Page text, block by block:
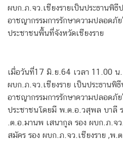
ผบก.ภ.จว.เชียงรายเป็นประธานพิธี
อาชญากรรมการรักษาความปลอดภั
ประชาชนพื้นที่จังหวัดเชียงราย
เมื่อวันที่17 มิ.ย.64 เวลา 11.00
ผบก.ภ.จว.เชียงราย เป็นประธานพิ
อาชญากรรมการรักษาความปลอดภั
ประชาชนโดยมี พ.ต.อ.วสุพล บาลี
.ต.อ.มานพ เสนากูล รอง ผบก.ภ.จ
สมัคร รอง ผบก.ภ.จว.เชียงราย ,พ